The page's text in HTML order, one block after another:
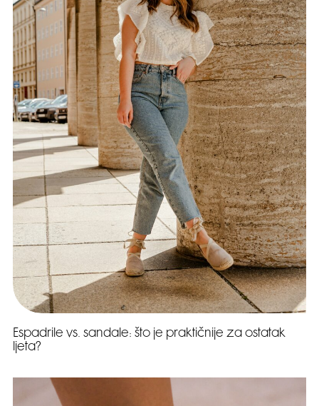
Espadrile vs. sandale: što je praktičnije za ostatak
ljeta?